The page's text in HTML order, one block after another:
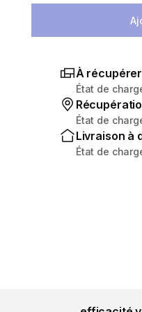
À
État de
État de
Livraison à
État de